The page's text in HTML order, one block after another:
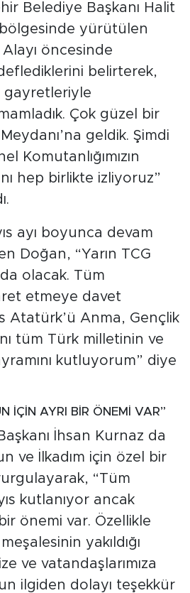
Belediye Başkanı Halit
yürütülen
Alayı öncesinde
belirterek,
gayretleriyle
Çok güzel bir
geldik. Şimdi
Komutanlığımızın
hep birlikte izliyoruz”
ayı boyunca devam
Doğan, “Yarın TCG
olacak. Tüm
etmeye davet
Atatürk’ü Anma, Gençlik
tüm Türk milletinin ve
kutluyorum” diye
İÇİN AYRI BİR ÖNEMİ VAR”
İhsan Kurnaz da
ve İlkadım için özel bir
“Tüm
kutlanıyor ancak
önemi var. Özellikle
yakıldığı
ve vatandaşlarımıza
ilgiden dolayı teşekkür